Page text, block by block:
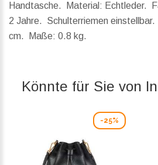
Handtasche. Material: Echtleder.
2 Jahre. Schulterriemen einstellbar.
cm.
Maße: 0.8 kg.
Könnte für Sie von
-25%